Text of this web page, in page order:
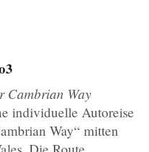
Cambrian Way
individuelle Autoreise
Way“ mitten